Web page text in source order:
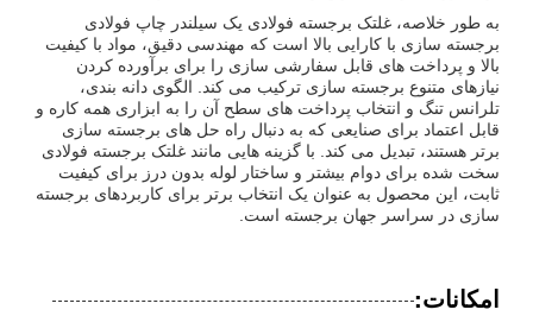
به طور خلاصه، غلتک برجسته فولادی یک سیلندر چاپ فولادی
برجسته سازی با کارایی بالا است که مهندسی دقیق، مواد با کیفیت
بالا و پرداخت های قابل سفارشی سازی را برای برآورده کردن
نیازهای متنوع برجسته سازی ترکیب می کند. الگوی دانه بندی،
تلرانس تنگ و انتخاب پرداخت های سطح آن را به ابزاری همه کاره و
قابل اعتماد برای صنایعی که به دنبال راه حل های برجسته سازی
برتر هستند، تبدیل می کند. با گزینه هایی مانند غلتک برجسته فولادی
سخت شده برای دوام بیشتر و ساختار لوله بدون درز برای کیفیت
ثابت، این محصول به عنوان یک انتخاب برتر برای کاربردهای برجسته
سازی در سراسر جهان برجسته است.
امکانات: